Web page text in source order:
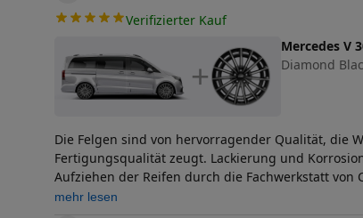
Verifizierter Kauf
+
Mercedes V
Diamond
Die Felgen sind von hervorragender Qualität, die
Fertigungsqualität zeugt. Lackierung und
Aufziehen der Reifen durch die Fachwerkstatt
ganz zufrieden!
mehr lesen